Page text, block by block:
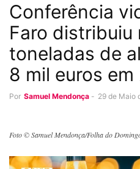
Conferência
Faro distribuiu
toneladas de
8 mil euros em
Por Samuel Mendonça - 29 de Maio
Foto © Samuel Mendonça/Folha do